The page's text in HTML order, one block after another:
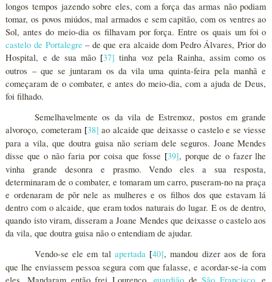
longos tempos jazendo sobre eles, com a força das armas não podiam
tomar, os povos miúdos, mal armados e sem capitão, com os ventres ao
Sol, antes do meio-dia os filhavam por força. Entre os quais um foi o
castelo de Portalegre – de que era alcaide dom Pedro Álvares, Prior do
Hospital, e de sua mão [37] tinha voz pela Rainha, assim como os
outros – que se juntaram os da vila uma quinta-feira pela manhã e
começaram de o combater, e antes do meio-dia, com a ajuda de Deus,
foi filhado.
Semelhavelmente os da vila de Estremoz, postos em grande
alvoroço, cometeram [38] ao alcaide que deixasse o castelo e se viesse
para a vila, que doutra guisa não seriam dele seguros. Joane Mendes
disse que o não faria por coisa que fosse [39], porque de o fazer lhe
vinha grande desonra e prasmo. Vendo eles a sua resposta,
determinaram de o combater, e tomaram um carro, puseram-no na praça
e ordenaram de pôr nele as mulheres e os filhos dos que estavam lá
dentro com o alcaide, que eram todos naturais do lugar. E os de dentro,
quando isto viram, disseram a Joane Mendes que deixasse o castelo aos
da vila, que doutra guisa não o entendiam de ajudar.
Vendo-se ele em tal apertada [40], mandou dizer aos de fora
que lhe enviassem pessoa segura com que falasse, e acordar-se-ia com